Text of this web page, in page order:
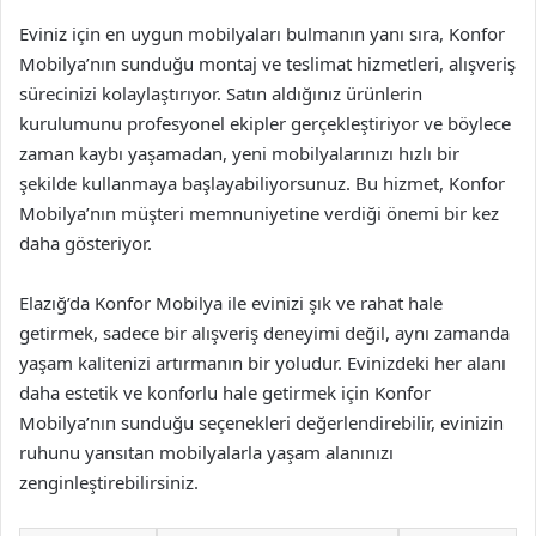
Eviniz için en uygun mobilyaları bulmanın yanı sıra, Konfor
Mobilya’nın sunduğu montaj ve teslimat hizmetleri, alışveriş
sürecinizi kolaylaştırıyor. Satın aldığınız ürünlerin
kurulumunu profesyonel ekipler gerçekleştiriyor ve böylece
zaman kaybı yaşamadan, yeni mobilyalarınızı hızlı bir
şekilde kullanmaya başlayabiliyorsunuz. Bu hizmet, Konfor
Mobilya’nın müşteri memnuniyetine verdiği önemi bir kez
daha gösteriyor.
Elazığ’da Konfor Mobilya ile evinizi şık ve rahat hale
getirmek, sadece bir alışveriş deneyimi değil, aynı zamanda
yaşam kalitenizi artırmanın bir yoludur. Evinizdeki her alanı
daha estetik ve konforlu hale getirmek için Konfor
Mobilya’nın sunduğu seçenekleri değerlendirebilir, evinizin
ruhunu yansıtan mobilyalarla yaşam alanınızı
zenginleştirebilirsiniz.